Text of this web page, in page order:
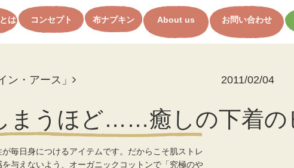
は コンセプト 布ナプキン About us お問い合わせ
・アース」 2011/02/04
まうほど……癒しの下着の
毎日身につけるアイテムです。だからこそ肌ストレ
与えないよう、オーガニックコットンで「究極のや